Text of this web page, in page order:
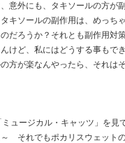
意外にも、タキソールの方が
キソールの副作用は、めっち
だろうか？それとも副作用対
けど、私にはどうする事もで
方が楽なんやったら、それは
ュージカル・キャッツ」を見
それでもポカリスウェット